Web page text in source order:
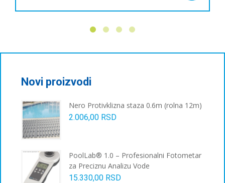
бити
изабране
на
страници
производа.
Novi proizvodi
Nero Protivklizna staza 0.6m (rolna 12m)
2.006,00 RSD
PoolLab® 1.0 – Profesionalni Fotometar
za Preciznu Analizu Vode
15.330,00 RSD